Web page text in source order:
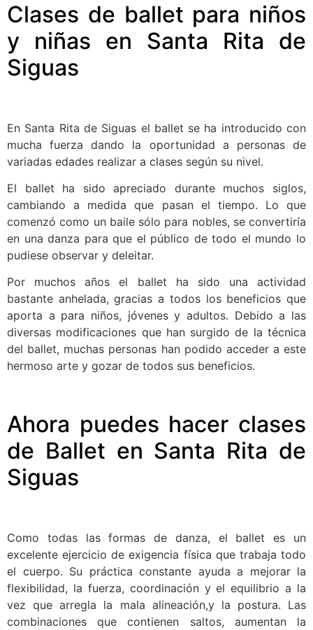
Clases de ballet para niños
y niñas en Santa Rita de
Siguas
En Santa Rita de Siguas el ballet se ha introducido con
mucha fuerza dando la oportunidad a personas de
variadas edades realizar a clases según su nivel.
El ballet ha sido apreciado durante muchos siglos,
cambiando a medida que pasan el tiempo. Lo que
comenzó como un baile sólo para nobles, se convertiría
en una danza para que el público de todo el mundo lo
pudiese observar y deleitar.
Por muchos años el ballet ha sido una actividad
bastante anhelada, gracias a todos los beneficios que
aporta a para niños, jóvenes y adultos. Debido a las
diversas modificaciones que han surgido de la técnica
del ballet, muchas personas han podido acceder a este
hermoso arte y gozar de todos sus beneficios.
Ahora puedes hacer clases
de Ballet en Santa Rita de
Siguas
Como todas las formas de danza, el ballet es un
excelente ejercicio de exigencia física que trabaja todo
el cuerpo. Su práctica constante ayuda a mejorar la
flexibilidad, la fuerza, coordinación y el equilibrio a la
vez que arregla la mala alineación,y la postura. Las
combinaciones que contienen saltos, aumentan la